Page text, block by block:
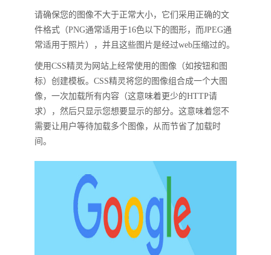
请确保您的图像不大于正常大小，它们采用正确的文
件格式（PNG通常适用于16色以下的图形，而JPEG通
常适用于照片），并且这些图片是经过web压缩过的。
使用CSS精灵为网站上经常使用的图像（如按钮和图
标）创建模板。CSS精灵将您的图像组合成一个大图
像，一次加载所有内容（这意味着更少的HTTP请
求），然后只显示您想要显示的部分。这意味着您不
需要让用户等待加载多个图像，从而节省了加载时
间。